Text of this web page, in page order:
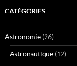
CATÉGORIES
Astronomie (26)
Astronautique (12)